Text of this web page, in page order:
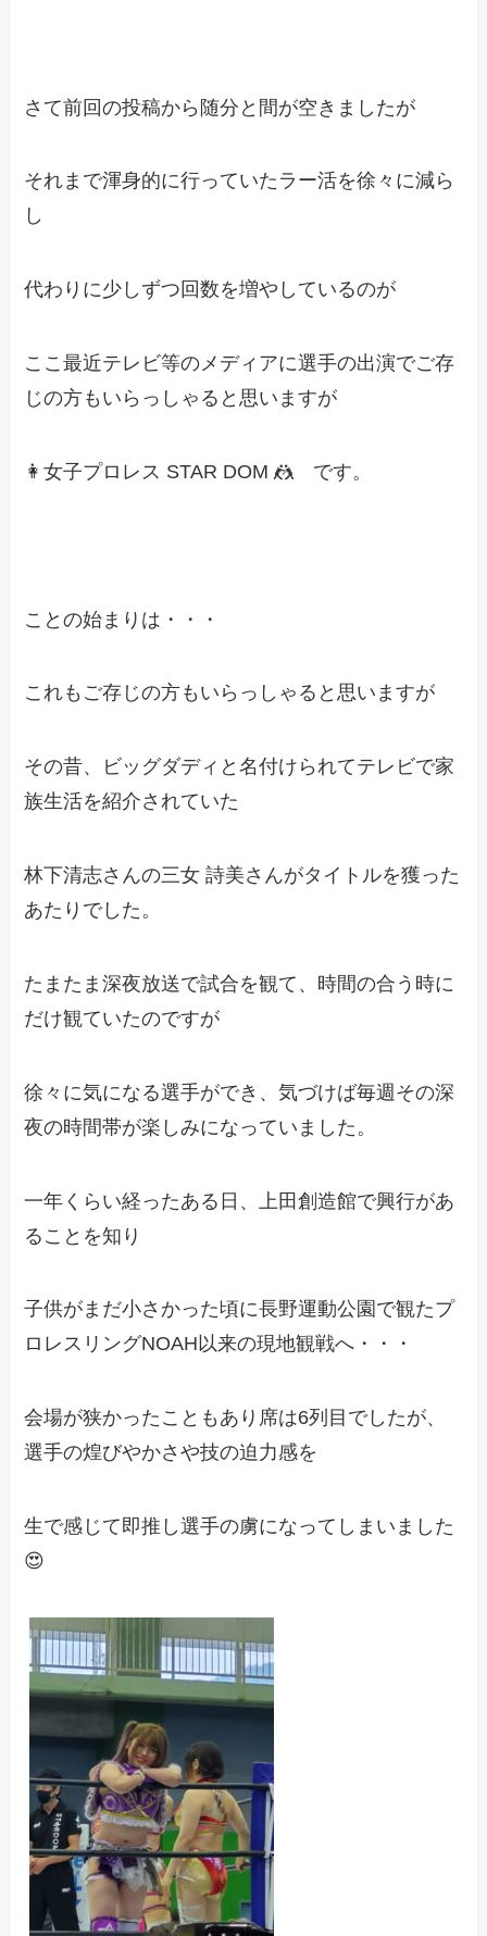
さて前回の投稿から随分と間が空きましたが
それまで渾身的に行っていたラー活を徐々に減ら
し
代わりに少しずつ回数を増やしているのが
ここ最近テレビ等のメディアに選手の出演でご存
じの方もいらっしゃると思いますが
👩女子プロレス STAR DOM 🤼 です。
ことの始まりは・・・
これもご存じの方もいらっしゃると思いますが
その昔、ビッグダディと名付けられてテレビで家
族生活を紹介されていた
林下清志さんの三女 詩美さんがタイトルを獲った
あたりでした。
たまたま深夜放送で試合を観て、時間の合う時に
だけ観ていたのですが
徐々に気になる選手ができ、気づけば毎週その深
夜の時間帯が楽しみになっていました。
一年くらい経ったある日、上田創造館で興行があ
ることを知り
子供がまだ小さかった頃に長野運動公園で観たプ
ロレスリングNOAH以来の現地観戦へ・・・
会場が狭かったこともあり席は6列目でしたが、
選手の煌びやかさや技の迫力感を
生で感じて即推し選手の虜になってしまいました
😍